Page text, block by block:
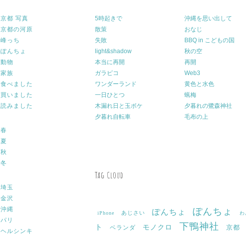
京都 写真
京都の河原
峰っち
ぽんちょ
動物
家族
食べました
買いました
読みました
春
夏
秋
冬
埼玉
金沢
沖縄
パリ
ヘルシンキ
5時起きで
沖縄を思い出して
散策
おなじ
失敗
BBQ in こどもの国
light&shadow
秋の空
本当に再開
再開
ガラピコ
Web3
ワンダーランド
黄色と水色
一日ひとつ
蝋梅
木漏れ日と玉ボケ
夕暮れの鷺森神社
夕暮れ自転車
毛布の上
Tag Cloud
iPhone あじさい ぽんちょ ぽんちょ わ
ト
ベランダ モノクロ 下鴨神社 京都